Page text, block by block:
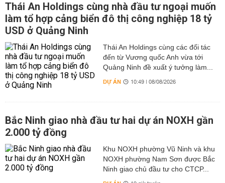
Thái An Holdings cùng nhà đầu tư ngoại muốn
làm tổ hợp cảng biển đô thị công nghiệp 18 tỷ
USD ở Quảng Ninh
Thái An Holdings cùng các đối tác
đến từ Vương quốc Anh vừa tới
Quảng Ninh đề xuất ý tưởng làm...
DỰ ÁN 10:49 | 08/08/2026
Bắc Ninh giao nhà đầu tư hai dự án NOXH gần
2.000 tỷ đồng
Khu NOXH phường Vũ Ninh và khu
NOXH phường Nam Sơn được Bắc
Ninh giao chủ đầu tư cho CTCP...